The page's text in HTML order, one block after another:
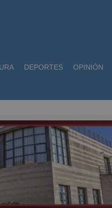
DEPORTES OPINIÓN